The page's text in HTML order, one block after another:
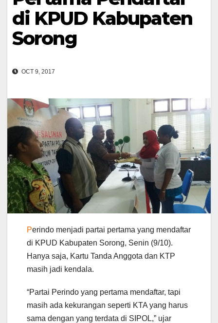
di KPUD Kabupaten
Sorong
OCT 9, 2017
Perindo menjadi partai pertama yang mendaftar
di KPUD Kabupaten Sorong, Senin (9/10).
Hanya saja, Kartu Tanda Anggota dan KTP
masih jadi kendala.
“Partai Perindo yang pertama mendaftar, tapi
masih ada kekurangan seperti KTA yang harus
sama dengan yang terdata di SIPOL,” ujar